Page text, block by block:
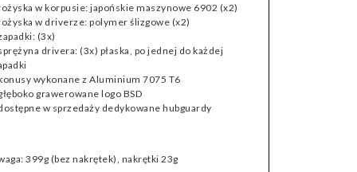
w korpusie: japońskie maszynowe 6902 (x2)
w driverze: polymer ślizgowe (x2)
(3x)
drivera: (3x) płaska, po jednej do każdej
wykonane z Aluminium 7075 T6
grawerowane logo BSD
w sprzedaży dedykowane hubguardy
399g (bez nakrętek), nakrętki 23g